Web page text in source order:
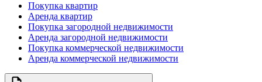
Покупка квартир
Аренда квартир
Покупка загородной недвижимости
Аренда загородной недвижимости
Покупка коммерческой недвижимости
Аренда коммерческой недвижимости